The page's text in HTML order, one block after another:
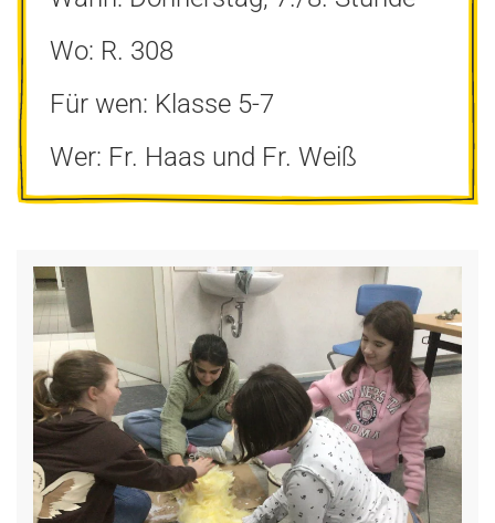
Wo: R. 308
Für wen: Klasse 5-7
Wer: Fr. Haas und Fr. Weiß